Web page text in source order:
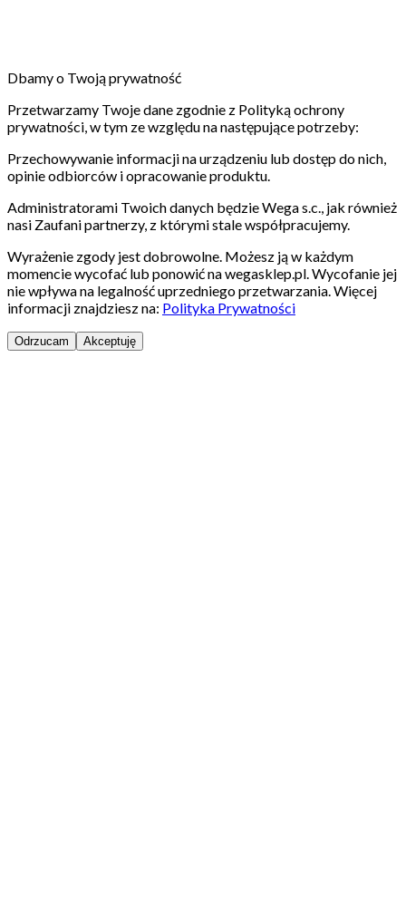
Dbamy o Twoją prywatność
Przetwarzamy Twoje dane zgodnie z Polityką ochrony
prywatności, w tym ze względu na następujące potrzeby:
Przechowywanie informacji na urządzeniu lub dostęp do nich,
opinie odbiorców i opracowanie produktu.
Administratorami Twoich danych będzie Wega s.c., jak również
nasi Zaufani partnerzy, z którymi stale współpracujemy.
Wyrażenie zgody jest dobrowolne. Możesz ją w każdym
momencie wycofać lub ponowić na wegasklep.pl. Wycofanie jej
nie wpływa na legalność uprzedniego przetwarzania. Więcej
informacji znajdziesz na: Polityka Prywatności
Odrzucam Akceptuję